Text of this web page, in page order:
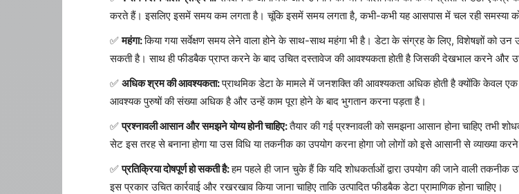
करते हैं। इसलिए इसमें समय कम लगता है। चूंकि इसमें समय लगता है, कभी-कभी यह आसपास में चल रही समस्या
महंगा:किया गया सर्वेक्षण समय लेने वाला होने के साथ-साथ महंगा भी है। डेटा के संग्रह के लिए, विशेषज्ञों को
सकती है। साथ ही फीडबैक प्राप्त करने के बाद उचित दस्तावेज की आवश्यकता होती है जिसकी देखभाल करने और
अधिक श्रम की आवश्यकता:प्राथमिक डेटा के मामले में जनशक्ति की आवश्यकता अधिक होती है क्योंकि केवल
आवश्यक पुरुषों की संख्या अधिक है और उन्हें काम पूरा होने के बाद भुगतान करना पड़ता है।
प्रश्नावली आसान और समझने योग्य होनी चाहिए:तैयार की गई प्रश्नावली को समझना आसान होना चाहिए तभी
सेट इस तरह से बनाना होगा या उस विधि या तकनीक का उपयोग करना होगा जो लोगों को इसे आसानी से व्याख्या
प्रतिक्रिया दोषपूर्ण हो सकती है:हम पहले ही जान चुके हैं कि यदि शोधकर्ताओं द्वारा उपयोग की जाने वाली तकनीक
इस प्रकार उचित कार्रवाई और रखरखाव किया जाना चाहिए ताकि उत्पादित फीडबैक डेटा प्रामाणिक होना चाहिए।